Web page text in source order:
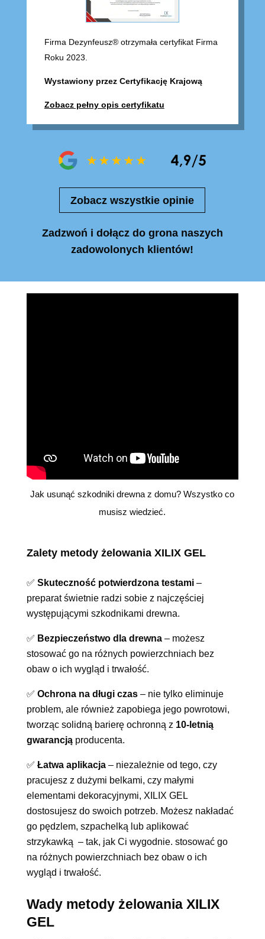
Firma Dezynfeusz® otrzymała certyfikat Firma
Roku 2023.
Wystawiony przez Certyfikację Krajową
Zobacz pełny opis certyfikatu
Zobacz wszystkie opinie
Zadzwoń i dołącz do grona naszych
zadowolonych klientów!
Jak usunąć szkodniki drewna z domu? Wszystko co
musisz wiedzieć.
Zalety metody żelowania XILIX GEL
✅ Skuteczność potwierdzona testami –
preparat świetnie radzi sobie z najczęściej
występującymi szkodnikami drewna.
✅ Bezpieczeństwo dla drewna– możesz
stosować go na różnych powierzchniach bez
obaw o ich wygląd i trwałość.
✅ Ochrona na długi czas – nie tylko eliminuje
problem, ale również zapobiega jego powrotowi,
tworząc solidną barierę ochronną z 10-letnią
gwarancjąproducenta.
✅ Łatwa aplikacja– niezależnie od tego, czy
pracujesz z dużymi belkami, czy małymi
elementami dekoracyjnymi, XILIX GEL
dostosujesz do swoich potrzeb. Możesz nakładać
go pędzlem, szpachelką lub aplikować
strzykawką – tak, jak Ci wygodnie. stosować go
na różnych powierzchniach bez obaw o ich
wygląd i trwałość.
Wady metody żelowania XILIX
GEL